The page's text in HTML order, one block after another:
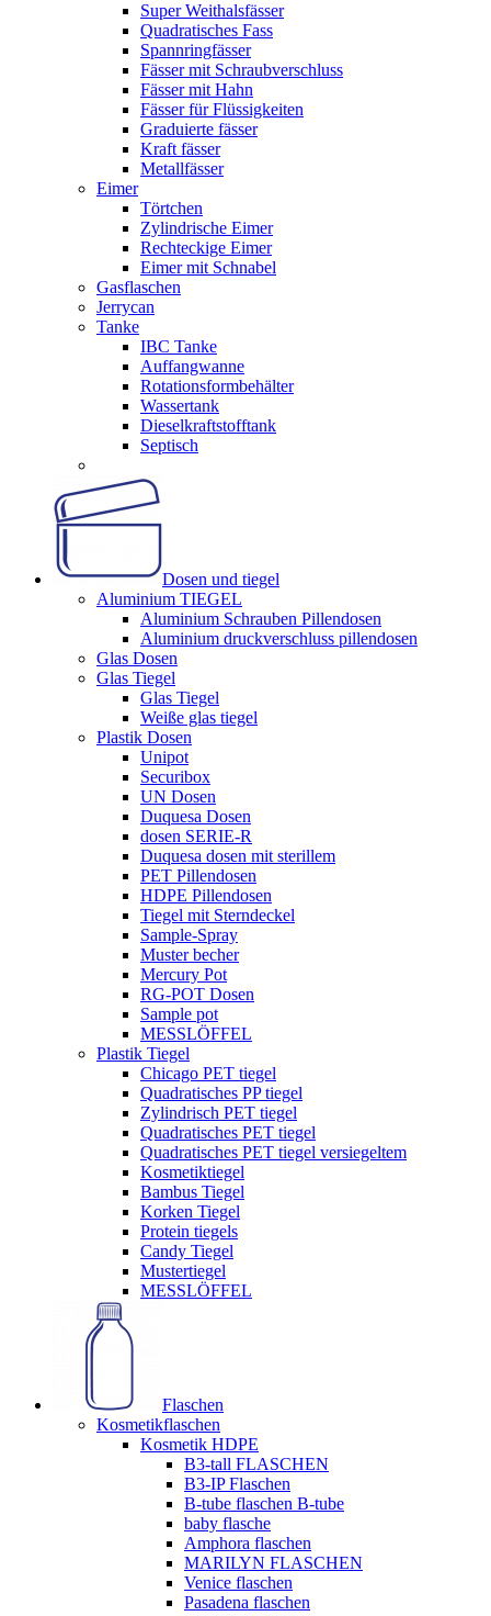
Super Weithalsfässer
Quadratisches Fass
Spannringfässer
Fässer mit Schraubverschluss
Fässer mit Hahn
Fässer für Flüssigkeiten
Graduierte fässer
Kraft fässer
Metallfässer
Eimer
Törtchen
Zylindrische Eimer
Rechteckige Eimer
Eimer mit Schnabel
Gasflaschen
Jerrycan
Tanke
IBC Tanke
Auffangwanne
Rotationsformbehälter
Wassertank
Dieselkraftstofftank
Septisch
Dosen und tiegel
Aluminium TIEGEL
Aluminium Schrauben Pillendosen
Aluminium druckverschluss pillendosen
Glas Dosen
Glas Tiegel
Glas Tiegel
Weiße glas tiegel
Plastik Dosen
Unipot
Securibox
UN Dosen
Duquesa Dosen
dosen SERIE-R
Duquesa dosen mit sterillem
PET Pillendosen
HDPE Pillendosen
Tiegel mit Sterndeckel
Sample-Spray
Muster becher
Mercury Pot
RG-POT Dosen
Sample pot
MESSLÖFFEL
Plastik Tiegel
Chicago PET tiegel
Quadratisches PP tiegel
Zylindrisch PET tiegel
Quadratisches PET tiegel
Quadratisches PET tiegel versiegeltem
Kosmetiktiegel
Bambus Tiegel
Korken Tiegel
Protein tiegels
Candy Tiegel
Mustertiegel
MESSLÖFFEL
Flaschen
Kosmetikflaschen
Kosmetik HDPE
B3-tall FLASCHEN
B3-IP Flaschen
B-tube flaschen B-tube
baby flasche
Amphora flaschen
MARILYN FLASCHEN
Venice flaschen
Pasadena flaschen